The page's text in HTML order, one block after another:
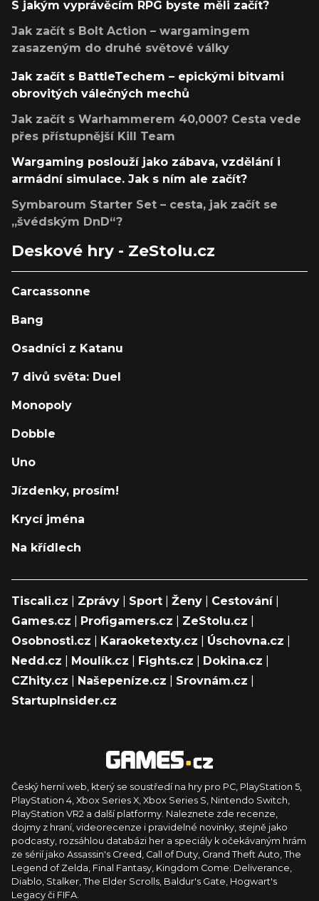
S jakým vyprávěcím RPG byste měli začít?
Jak začít s Bolt Action – wargamingem
zasazeným do druhé světové války
Jak začít s BattleTechem – epickými bitvami
obrovitých válečných mechů
Jak začít s Warhammerem 40,000? Cesta vede
přes přístupnější Kill Team
Wargaming poslouží jako zábava, vzdělání i
armádní simulace. Jak s ním ale začít?
Symbaroum Starter Set – cesta, jak začít se
„švédským DnD“?
Deskové hry - ZeStolu.cz
Carcassonne
Bang
Osadníci z Katanu
7 divů světa: Duel
Monopoly
Dobble
Uno
Jízdenky, prosím!
Krycí jména
Na křídlech
Tiscali.cz Zprávy Sport Ženy Cestování|
Games.cz
Profigamers.cz ZeStolu.cz
Osobnosti.cz
Karaoketexty.cz Úschovna.cz
Nedd.cz
Moulík.cz Fights.cz Dokina.cz
CZhity.cz
Našepeníze.cz Srovnám.cz
StartupInsider.cz
Český herní web, který se soustředí na hry pro PC, PlayStation 5,
PlayStation 4, Xbox Series X, Xbox Series S, Nintendo Switch,
PlayStation VR2 a další platformy. Naleznete zde recenze,
dojmy z hraní, videorecenze i pravidelné novinky, stejně jako
podcasty, rozsáhlou databázi her a speciály k očekávaným hrám
ze sérií jako Assassin's Creed, Call of Duty, Grand Theft Auto, The
Legend of Zelda, Final Fantasy, Kingdom Come: Deliverance,
Diablo, Stalker, The Elder Scrolls, Baldur's Gate, Hogwart's
Legacy či FIFA.